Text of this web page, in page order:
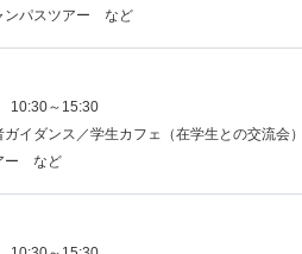
ンパスツアー など
10:30～15:30
イダンス／学生カフェ（在学生との交流会）
ー など